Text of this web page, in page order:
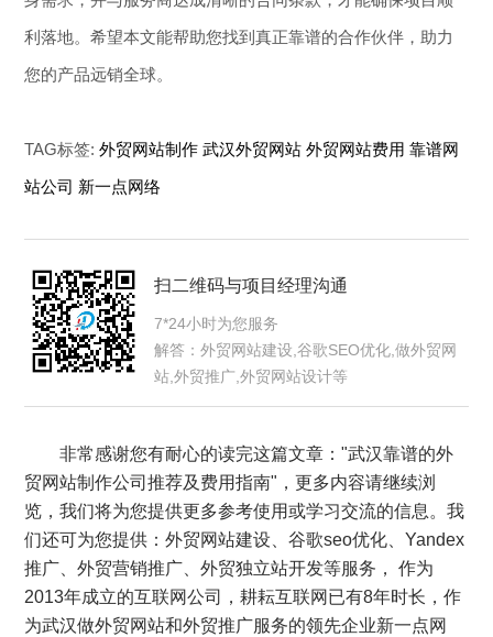
利落地。希望本文能帮助您找到真正靠谱的合作伙伴，助力
您的产品远销全球。
TAG标签:外贸网站制作 武汉外贸网站 外贸网站费用 靠谱网
站公司 新一点网络
扫二维码与项目经理沟通
7*24小时为您服务
解答：外贸网站建设,谷歌SEO优化,做外贸网
站,外贸推广,外贸网站设计等
非常感谢您有耐心的读完这篇文章："武汉靠谱的外
贸网站制作公司推荐及费用指南"，更多内容请继续浏
览，我们将为您提供更多参考使用或学习交流的信息。我
们还可为您提供：外贸网站建设、谷歌seo优化、Yandex
推广、外贸营销推广、外贸独立站开发等服务， 作为
2013年成立的互联网公司，耕耘互联网已有8年时长，作
为武汉做外贸网站和外贸推广服务的领先企业新一点网